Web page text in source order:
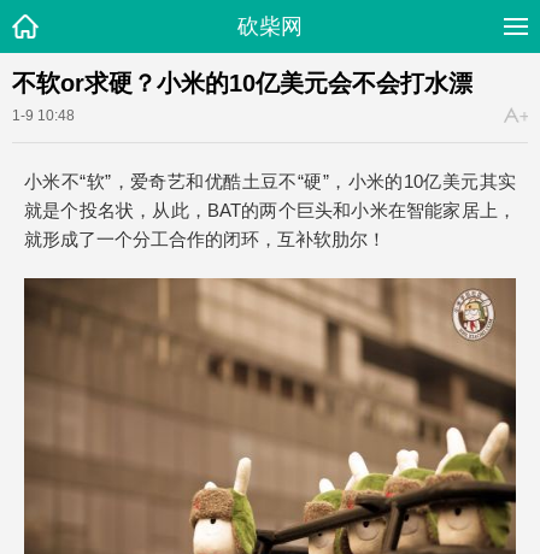
砍柴网
不软or求硬？小米的10亿美元会不会打水漂
1-9 10:48
小米不“软”，爱奇艺和优酷土豆不“硬”，小米的10亿美元其实
就是个投名状，从此，BAT的两个巨头和小米在智能家居上，
就形成了一个分工合作的闭环，互补软肋尔！